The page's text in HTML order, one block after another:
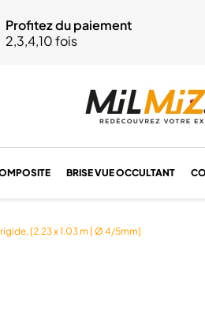
? Un conseil ?
61 68 17
Profitez du paiement
2,3,4,10 fois
Livraison OFFERTE
dès 1880€
BRISE VUE OCCULTANT
[2.23 x 1.03 m | Ø 4/5mm]